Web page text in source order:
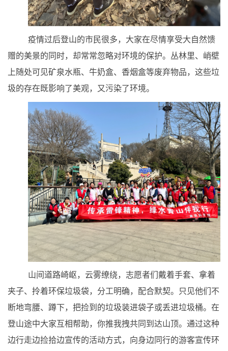
疫情过后登山的市民很多，大家在尽情享受大自然馈
赠的美景的同时，却常常忽略对环境的保护。丛林里、峭壁
上随处可见矿泉水瓶、牛奶盒、香烟盒等废弃物品，这些垃
圾的存在既影响了美观，又污染了环境。
山间道路崎岖，云雾缭绕，志愿者们戴着手套、拿着
夹子、拎着环保垃圾袋，分工明确，配合默契。只见他们不
断地弯腰、蹲下，把捡到的垃圾装进袋子或丢进垃圾桶。在
登山途中大家互相帮助，你推我拽共同到达山顶。通过这种
边行走边捡拾边宣传的活动方式，向身边同行的游客宣传环